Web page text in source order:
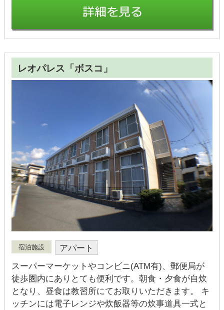
レオパレス「ボスコ」
宿泊施設
アパート
スーパーマーケットやコンビニ(ATM有)、郵便局が
徒歩圏内にありとても便利です。朝食・夕食が自炊
となり、昼食は教習所にてお取りいただきます。 キ
ッチンには電子レンジや炊飯器等の炊事道具一式と